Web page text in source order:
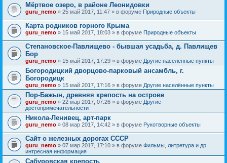
Мёртвое озеро, в районе Леонидовки
guru_nemo » 25 май 2017, 11:47 » в форуме Природные объекты
Карта родников горного Крыма
guru_nemo » 15 май 2017, 18:03 » в форуме Природные объекты
Степановское-Павлищево - бывшая усадьба, д. Павлищев
Бор
guru_nemo » 15 май 2017, 17:29 » в форуме Другие населённые пункты
Богородицкий дворцово-парковый ансамбль, г.
Богородицк
guru_nemo » 15 май 2017, 17:16 » в форуме Другие населённые пункты
Пор-Бажын, древняя крепость на острове
guru_nemo » 22 мар 2017, 07:26 » в форуме Другие
достопримечательности
Никола-Ленивец, арт-парк
guru_nemo » 08 мар 2017, 14:42 » в форуме Рукотворные объекты
Сайт о железных дорогах СССР
guru_nemo » 07 мар 2017, 17:10 » в форуме Фильмы, литретура и др.
интресная информация
Сабуровская крепость